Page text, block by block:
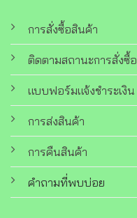
การสั่งซื้อสินค้า
ติดตามสถานะการสั่งซื้อ
แบบฟอร์มแจ้งชำระเงิน
การส่งสินค้า
การคืนสินค้า
คำถามที่พบบ่อย